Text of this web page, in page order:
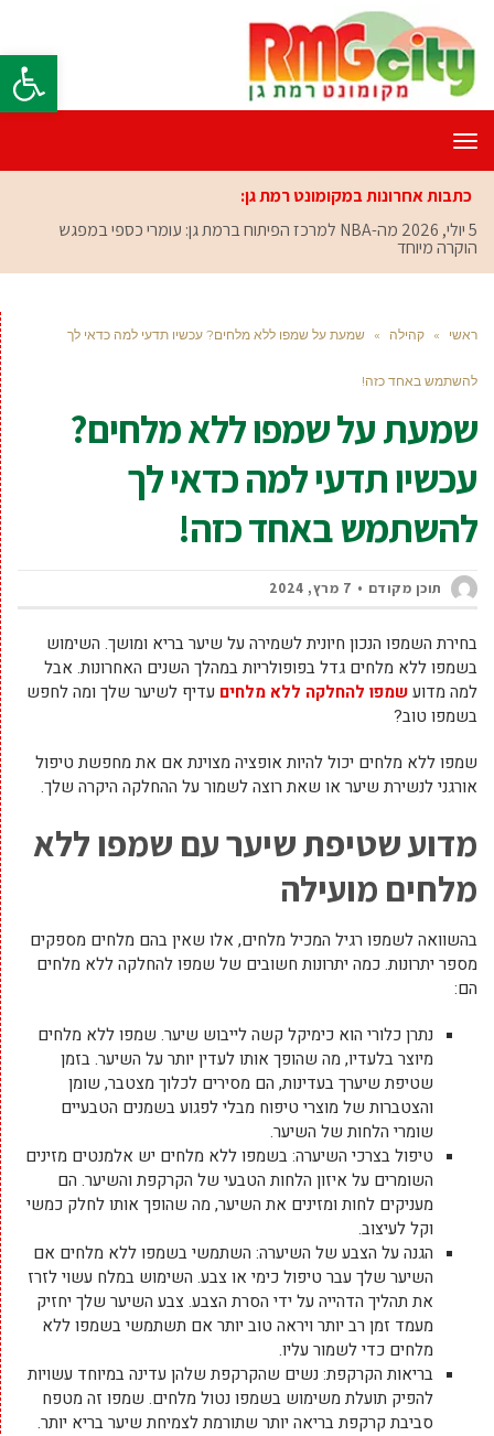
פתח
תפריט
כתבות אחרונות במקומונט רמת גן:
5 יולי, 2026
מה-NBA למרכז הפיתוח ברמת גן: עומרי כספי במפגש
הוקרה מיוחד
ראשי » קהילה » שמעת על שמפו ללא מלחים? עכשיו תדעי למה כדאי לך
להשתמש באחד כזה!
שמעת על שמפו ללא מלחים?
עכשיו תדעי למה כדאי לך
להשתמש באחד כזה!
תוכן מקודם 7 מרץ, 2024
בחירת השמפו הנכון חיונית לשמירה על שיער בריא ומושך. השימוש
בשמפו ללא מלחים גדל בפופולריות במהלך השנים האחרונות. אבל
למה מדועשמפו להחלקה ללא מלחים עדיף לשיער שלך ומה לחפש
בשמפו טוב?
שמפו ללא מלחים יכול להיות אופציה מצוינת אם את מחפשת טיפול
אורגני לנשירת שיער או שאת רוצה לשמור על ההחלקה היקרה שלך.
מדוע שטיפת שיער עם שמפו ללא
מלחים מועילה
בהשוואה לשמפו רגיל המכיל מלחים, אלו שאין בהם מלחים מספקים
מספר יתרונות. כמה יתרונות חשובים של שמפו להחלקה ללא מלחים
הם:
נתרן כלורי הוא כימיקל קשה לייבוש שיער. שמפו ללא מלחים
מיוצר בלעדיו, מה שהופך אותו לעדין יותר על השיער. בזמן
שטיפת שיערך בעדינות, הם מסירים לכלוך מצטבר, שומן
והצטברות של מוצרי טיפוח מבלי לפגוע בשמנים הטבעיים
שומרי הלחות של השיער.
טיפול בצרכי השיערה: בשמפו ללא מלחים יש אלמנטים מזינים
השומרים על איזון הלחות הטבעי של הקרקפת והשיער. הם
מעניקים לחות ומזינים את השיער, מה שהופך אותו לחלק כמשי
וקל לעיצוב.
הגנה על הצבע של השיערה: השתמשי בשמפו ללא מלחים אם
השיער שלך עבר טיפול כימי או צבע. השימוש במלח עשוי לזרז
את תהליך הדהייה על ידי הסרת הצבע. צבע השיער שלך יחזיק
מעמד זמן רב יותר ויראה טוב יותר אם תשתמשי בשמפו ללא
מלחים כדי לשמור עליו.
בריאות הקרקפת: נשים שהקרקפת שלהן עדינה במיוחד עשויות
להפיק תועלת משימוש בשמפו נטול מלחים. שמפו זה מטפח
סביבת קרקפת בריאה יותר שתורמת לצמיחת שיער בריא יותר.